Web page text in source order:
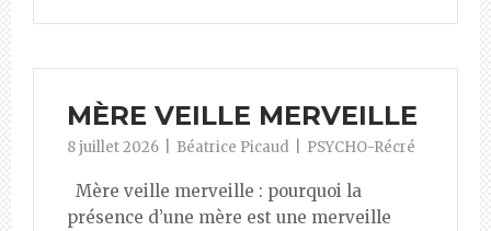
MÈRE VEILLE MERVEILLE
8 juillet 2026 Béatrice Picaud PSYCHO-Récré
Mère veille merveille : pourquoi la
présence d’une mère est une merveille